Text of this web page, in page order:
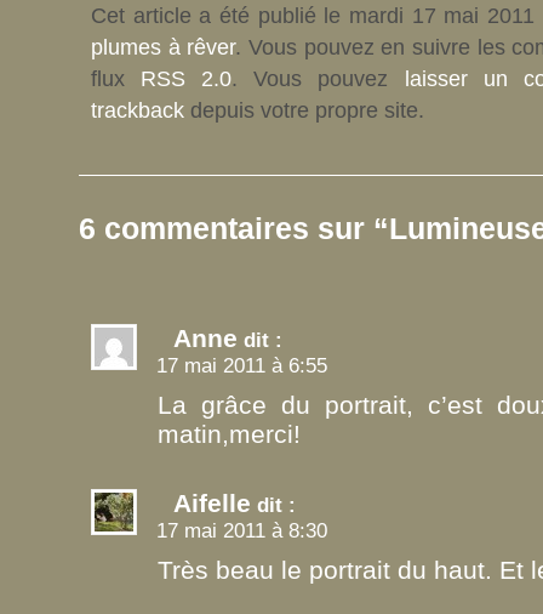
Cet article a été publié le mardi 17 mai
plumes à rêver. Vous pouvez en suivre les
flux RSS 2.0. Vous pouvez laisser un
trackback depuis votre propre site.
6 commentaires sur
Anne dit :
17 mai 2011 à 6:55
La grâce du portrait, c’est
matin,merci!
Aifelle dit :
17 mai 2011 à 8:30
Très beau le portrait du haut. Et